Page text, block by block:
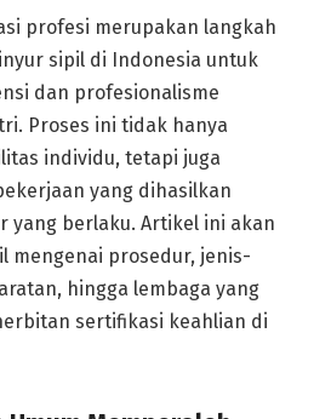
profesi merupakan langkah
sipil di Indonesia untuk
dan profesionalisme
Proses ini tidak hanya
individu, tetapi juga
yang dihasilkan
yang berlaku. Artikel ini akan
mengenai prosedur, jenis-
hingga lembaga yang
sertifikasi keahlian di